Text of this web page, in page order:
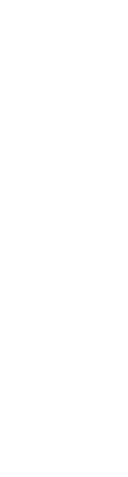
oder das
Gläubige,
Blick auf die
Erwartung
besondere
Pesachfest
Berg Sinai, 50
finden wir
nach
Letzte